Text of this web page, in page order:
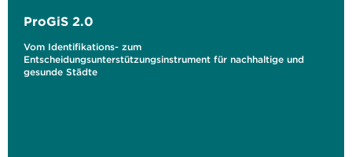
ProGiS 2.0
Vom Identifikations- zum
Entscheidungsunterstützungsinstrument für nachhaltige und
gesunde Städte